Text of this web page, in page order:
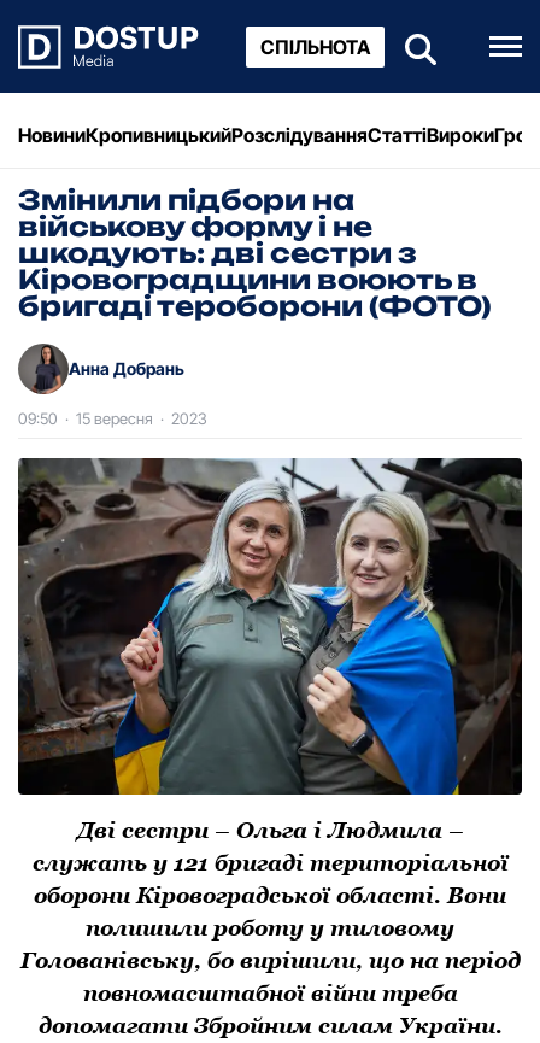
СПІЛЬНОТА
НовиниКропивницькийРозслідуванняСтаттіВироки
Змінили підбори на
військову форму і не
шкодують: дві сестри з
Кіровоградщини воюють в
бригаді тероборони (ФОТО)
Анна Добрань
09:50 · 15 вересня · 2023
Дві сестри – Ольга і Людмила –
служать у 121 бригаді територіальної
оборони Кіровоградської області. Вони
полишили роботу у тиловому
Голованівську, бо вирішили, що на період
повномасштабної війни треба
допомагати Збройним силам України.